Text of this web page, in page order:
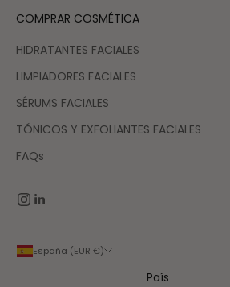
COMPRAR COSMÉTICA
HIDRATANTES FACIALES
LIMPIADORES FACIALES
SÉRUMS FACIALES
TÓNICOS Y EXFOLIANTES FACIALES
FAQs
España (EUR €)
País